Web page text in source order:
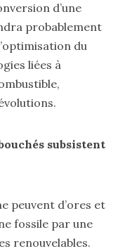
d’une
probablement
du
liées à
subsistent
peuvent d’ores et
fossile par une
renouvelables.